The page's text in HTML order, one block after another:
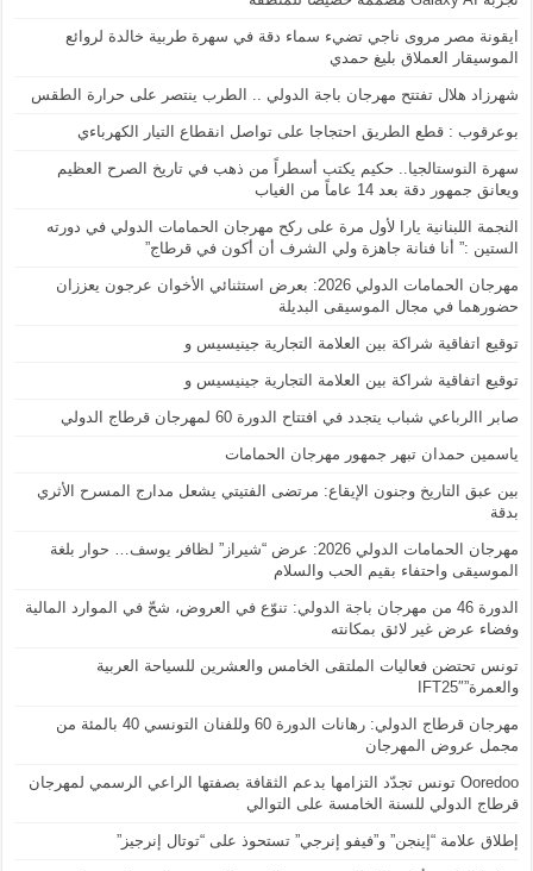
ايقونة مصر مروى ناجي تضيء سماء دقة في سهرة طربية خالدة لروائع
الموسيقار العملاق بليغ حمدي
شهرزاد هلال تفتتح مهرجان باجة الدولي .. الطرب ينتصر على حرارة الطقس
بوعرقوب : قطع الطريق احتجاجا على تواصل انقطاع التيار الكهرباءي
سهرة النوستالجيا.. حكيم يكتب أسطراً من ذهب في تاريخ الصرح العظيم
ويعانق جمهور دقة بعد 14 عاماً من الغياب
النجمة اللبنانية يارا لأول مرة على ركح مهرجان الحمامات الدولي في دورته
الستين :” أنا فنانة جاهزة ولي الشرف أن أكون في قرطاج”
مهرجان الحمامات الدولي 2026: بعرض استثنائي الأخوان عرجون يعززان
حضورهما في مجال الموسيقى البديلة
توقيع اتفاقية شراكة بين العلامة التجارية جينيسيس و
توقيع اتفاقية شراكة بين العلامة التجارية جينيسيس و
صابر االرباعي شباب يتجدد في افتتاح الدورة 60 لمهرجان قرطاج الدولي
ياسمين حمدان تبهر جمهور مهرجان الحمامات
بين عبق التاريخ وجنون الإيقاع: مرتضى الفتيتي يشعل مدارج المسرح الأثري
بدقة
مهرجان الحمامات الدولي 2026: عرض “شيراز” لظافر يوسف… حوار بلغة
الموسيقى واحتفاء بقيم الحب والسلام
الدورة 46 من مهرجان باجة الدولي: تنوّع في العروض، شحّ في الموارد المالية
وفضاء عرض غير لائق بمكانته
تونس تحتضن فعاليات الملتقى الخامس والعشرين للسياحة العربية
والعمرة”IFT25″
مهرجان قرطاج الدولي: رهانات الدورة 60 وللفنان التونسي 40 بالمئة من
مجمل عروض المهرجان
Ooredoo تونس تجدّد التزامها بدعم الثقافة بصفتها الراعي الرسمي لمهرجان
قرطاج الدولي للسنة الخامسة على التوالي
إطلاق علامة “إينجن” و”فيفو إنرجي” تستحوذ على “توتال إنرجيز”